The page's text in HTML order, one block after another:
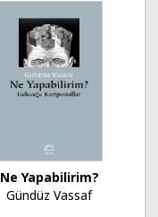
Ne Yapabilirim?
Gündüz Vassaf